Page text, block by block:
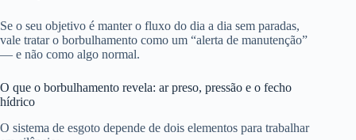
Se o seu objetivo é manter o fluxo do dia a dia sem paradas,
vale tratar o borbulhamento como um “alerta de manutenção”
— e não como algo normal.
O que o borbulhamento revela: ar preso, pressão e o fecho
hídrico
O sistema de esgoto depende de dois elementos para trabalhar